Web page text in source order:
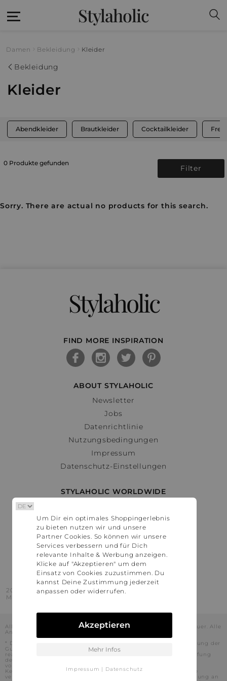
Stylaholic
Damen Bekleidung Kleider
Bekleidung
Kleider
Abendkleider Brautkleider Cocktailkleider
0 Produkte gefunden
Filter
Sorry. There are actual no products for this search.
Stylaholic
FIND MORE INSPIRATION
ABOUT STYLAHOLIC
Newsletter
Jobs
Datenrichtlinie
Nutzungsbedingungen
Impressum
Datenschutz-Einstellungen
STYLAHOLIC WORLDWIDE
Österreich
Schweiz
France
United States
2016 - 2026 © Stylaholic.
Made for you with love in munich.
Alle Preise inkl. der jeweils geltenden gesetzlichen Mehrwertsteuer. Alle
Angaben ohne Gewähr.
* Die angezeigten Preise beinhalten Rabatte, die durch die Nutzung der
Gutschein-Codes auf den Seiten unserer Partner voraussichtlich
realisiert werden können. Stylaholic führt keine vollständige Prüfung
der Gutschein-Codes durch und es kann daher in Einzelfällen
vorkommen, dass die Gutscheine abweichend von unserem
Kenntnisstand bei dem jeweiligen Shop nicht oder nur teilweise
verwendet werden können. Darüber hinaus kann deren Verwendung an
Um Dir ein optimales Shoppingerlebnis
zu bieten nutzen wir und unsere
Partner Cookies. So können wir unsere
Services verbessern und für Dich
relevante Inhalte & Werbung anzeigen.
Klicke auf "Akzeptieren" um dem
Einsatz von Cookies zuzustimmen. Du
kannst Deine Zustimmung jederzeit
anpassen oder widerrufen.
Akzeptieren
Mehr Infos
Impressum | Datenschutz